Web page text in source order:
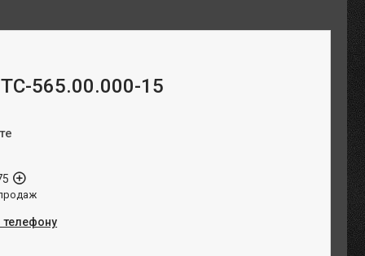
565.00.000-15
телефону